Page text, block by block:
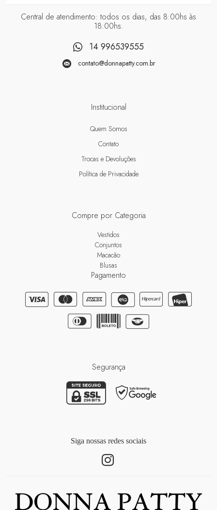
Central de atendimento: todos os dias, das 8:00hs às
18:00hs.
14 996539555
contato@donnapatty.com.br
Institucional
Quem Somos
Contato
Trocas e Devoluções
Política de Privacidade
Compre por Categoria
Vestidos
Conjuntos
Macacão
Blusas
Pagamento
Segurança